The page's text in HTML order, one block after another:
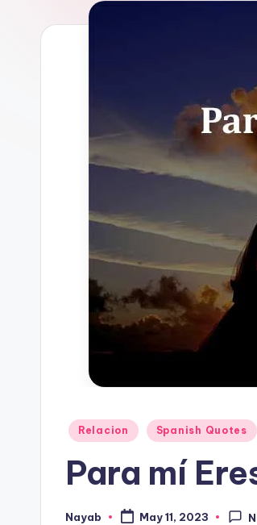
Posted
Relacion Spanish Quotes
Para mí
Posted
Nayab May 11, 2023